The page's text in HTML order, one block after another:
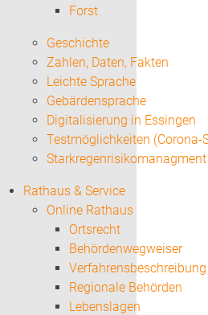
Forst
Geschichte
Zahlen, Daten, Fakten
Leichte Sprache
Gebärdensprache
Digitalisierung in Essingen
Testmöglichkeiten (Corona-
Starkregenrisikomanagment
Rathaus & Service
Online Rathaus
Ortsrecht
Behördenwegweiser
Verfahrensbeschreibung
Regionale Behörden
Lebenslagen